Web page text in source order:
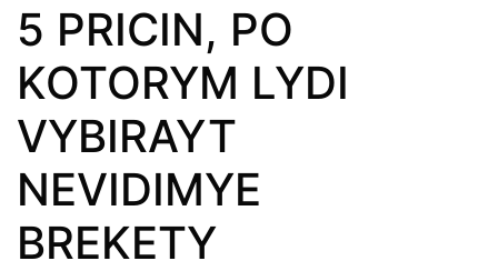
5 PRICIN, PO
KOTORYM LYDI
VYBIRAYT
NEVIDIMYE
BREKETY